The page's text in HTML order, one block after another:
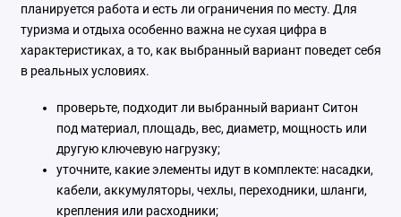
планируется работа и есть ли ограничения по месту. Для
туризма и отдыха особенно важна не сухая цифра в
характеристиках, а то, как выбранный вариант поведет себя
в реальных условиях.
проверьте, подходит ли выбранный вариант Ситон
под материал, площадь, вес, диаметр, мощность или
другую ключевую нагрузку;
уточните, какие элементы идут в комплекте: насадки,
кабели, аккумуляторы, чехлы, переходники, шланги,
крепления или расходники;